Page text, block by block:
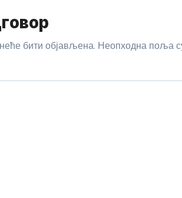
бити објављена. Неопходна поља